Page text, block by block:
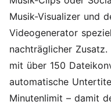
Musik-Visualizer und
Videogenerator
nachträglicher
mit über 150
automatische
Minutenlimit – damit